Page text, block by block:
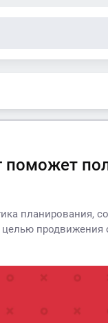
поможет
планирования,
продвижения